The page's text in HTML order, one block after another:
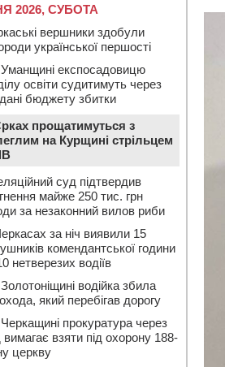
2026, СУБОТА
вершники здобули
української першості
експосадовицю
освіти судитимуть через
бюджету збитки
прощатимуться з
на Курщині стрільцем
суд підтвердив
майже 250 тис. грн
за незаконний вилов риби
за ніч виявили 15
комендантської години
нетверезих водіїв
водійка збила
який перебігав дорогу
прокуратура через
вимагає взяти під охорону 188-
церкву